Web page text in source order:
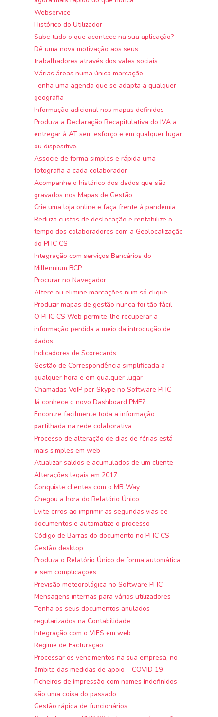
Webservice
Histórico do Utilizador
Sabe tudo o que acontece na sua aplicação?
Dê uma nova motivação aos seus
trabalhadores através dos vales sociais
Várias áreas numa única marcação
Tenha uma agenda que se adapta a qualquer
geografia
Informação adicional nos mapas definidos
Produza a Declaração Recapitulativa do IVA a
entregar à AT sem esforço e em qualquer lugar
ou dispositivo.
Associe de forma simples e rápida uma
fotografia a cada colaborador
Acompanhe o histórico dos dados que são
gravados nos Mapas de Gestão
Crie uma loja online e faça frente à pandemia
Reduza custos de deslocação e rentabilize o
tempo dos colaboradores com a Geolocalização
do PHC CS
Integração com serviços Bancários do
Millennium BCP
Procurar no Navegador
Altere ou elimine marcações num só clique
Produzir mapas de gestão nunca foi tão fácil
O PHC CS Web permite-lhe recuperar a
informação perdida a meio da introdução de
dados
Indicadores de Scorecards
Gestão de Correspondência simplificada a
qualquer hora e em qualquer lugar
Chamadas VoIP por Skype no Software PHC
Já conhece o novo Dashboard PME?
Encontre facilmente toda a informação
partilhada na rede colaborativa
Processo de alteração de dias de férias está
mais simples em web
Atualizar saldos e acumulados de um cliente
Alterações legais em 2017
Conquiste clientes com o MB Way
Chegou a hora do Relatório Único
Evite erros ao imprimir as segundas vias de
documentos e automatize o processo
Código de Barras do documento no PHC CS
Gestão desktop
Produza o Relatório Único de forma automática
e sem complicações
Previsão meteorológica no Software PHC
Mensagens internas para vários utilizadores
Tenha os seus documentos anulados
regularizados na Contabilidade
Integração com o VIES em web
Regime de Facturação
Processar os vencimentos na sua empresa, no
âmbito das medidas de apoio – COVID 19
Ficheiros de impressão com nomes indefinidos
são uma coisa do passado
Gestão rápida de funcionários